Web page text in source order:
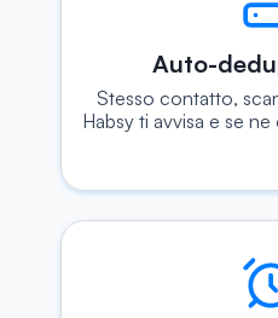
Auto-
Stesso contatto,
Habsy ti avvisa e se